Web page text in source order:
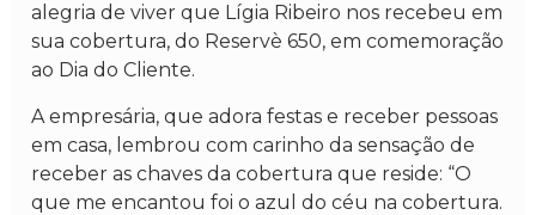
alegria de viver que Lígia Ribeiro nos recebeu em
sua cobertura, do Reservè 650, em comemoração
ao Dia do Cliente.
A empresária, que adora festas e receber pessoas
em casa, lembrou com carinho da sensação de
receber as chaves da cobertura que reside: “O
que me encantou foi o azul do céu na cobertura.